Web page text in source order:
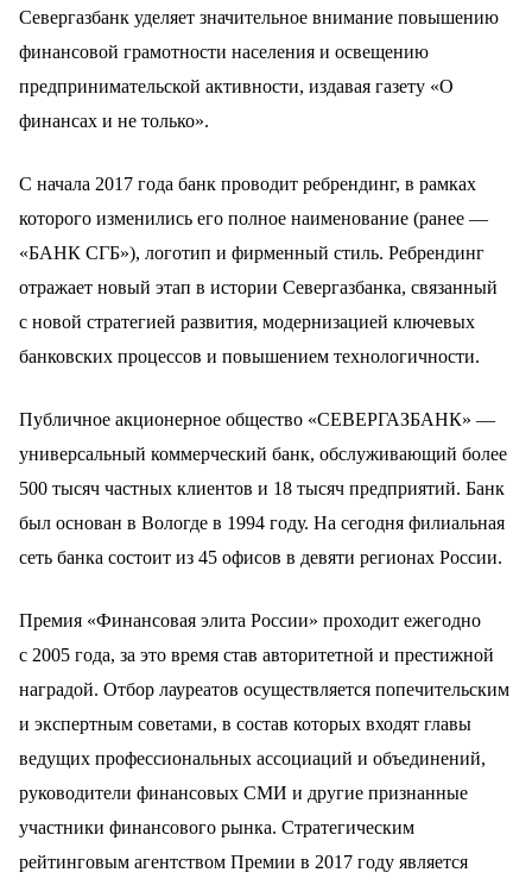
Севергазбанк уделяет значительное внимание повышению
финансовой грамотности населения и освещению
предпринимательской активности, издавая газету «О
финансах и не только».
С начала 2017 года банк проводит ребрендинг, в рамках
которого изменились его полное наименование (ранее —
«БАНК СГБ»), логотип и фирменный стиль. Ребрендинг
отражает новый этап в истории Севергазбанка, связанный
с новой стратегией развития, модернизацией ключевых
банковских процессов и повышением технологичности.
Публичное акционерное общество «СЕВЕРГАЗБАНК» —
универсальный коммерческий банк, обслуживающий более
500 тысяч частных клиентов и 18 тысяч предприятий. Банк
был основан в Вологде в 1994 году. На сегодня филиальная
сеть банка состоит из 45 офисов в девяти регионах России.
Премия «Финансовая элита России» проходит ежегодно
с 2005 года, за это время став авторитетной и престижной
наградой. Отбор лауреатов осуществляется попечительским
и экспертным советами, в состав которых входят главы
ведущих профессиональных ассоциаций и объединений,
руководители финансовых СМИ и другие признанные
участники финансового рынка. Стратегическим
рейтинговым агентством Премии в 2017 году является